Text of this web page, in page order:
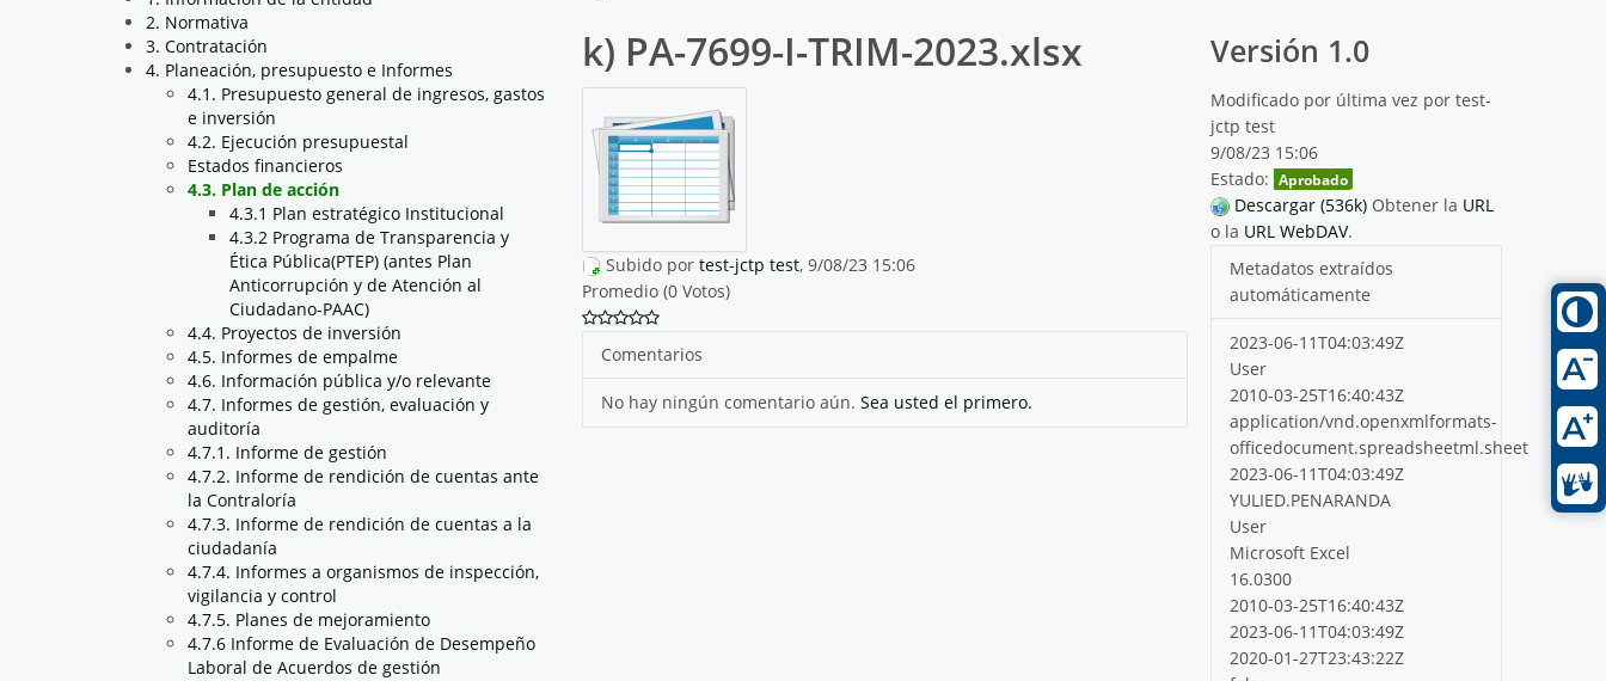
2. Normativa
3. Contratación
4. Planeación, presupuesto e Informes
4.1. Presupuesto general de ingresos, gastos
e inversión
4.2. Ejecución presupuestal
Estados financieros
4.3. Plan de acción
4.3.1 Plan estratégico Institucional
4.3.2 Programa de Transparencia y
Ética Pública(PTEP) (antes Plan
Anticorrupción y de Atención al
Ciudadano-PAAC)
4.4. Proyectos de inversión
4.5. Informes de empalme
4.6. Información pública y/o relevante
4.7. Informes de gestión, evaluación y
auditoría
4.7.1. Informe de gestión
4.7.2. Informe de rendición de cuentas ante
la Contraloría
4.7.3. Informe de rendición de cuentas a la
ciudadanía
4.7.4. Informes a organismos de inspección,
vigilancia y control
4.7.5. Planes de mejoramiento
4.7.6 Informe de Evaluación de Desempeño
Laboral de Acuerdos de gestión
k) PA-7699-I-TRIM-2023.xlsx
Subido por test-jctp test, 9/08/23 15:06
Promedio (0 Votos)
Comentarios
No hay ningún comentario aún. Sea usted el primero.
Versión 1.0
Modificado por última vez por test-
jctp test
9/08/23 15:06
Estado: Aprobado
Descargar (536k) Obtener la URL
o la URL WebDAV.
Metadatos extraídos
automáticamente
2023-06-11T04:03:49Z
User
2010-03-25T16:40:43Z
application/vnd.openxmlformats-
officedocument.spreadsheetml.sheet
2023-06-11T04:03:49Z
YULIED.PENARANDA
User
Microsoft Excel
16.0300
2010-03-25T16:40:43Z
2023-06-11T04:03:49Z
2020-01-27T23:43:22Z